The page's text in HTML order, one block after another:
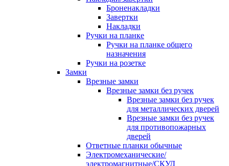
Броненакладки
Завертки
Накладки
Ручки на планке
Ручки на планке общего
назначения
Ручки на розетке
Замки
Врезные замки
Врезные замки без ручек
Врезные замки без ручек
для металлических дверей
Врезные замки без ручек
для противопожарных
дверей
Ответные планки обычные
Электромеханические/
электромагнитные/СКУД